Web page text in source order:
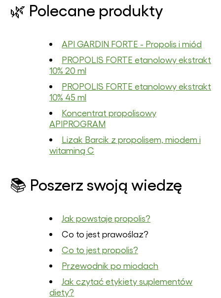
🌿 Polecane produkty
API GARDIN FORTE - Propolis i miód
PROPOLIS FORTE etanolowy ekstrakt
10% 20 ml
PROPOLIS FORTE etanolowy ekstrakt
10% 45 ml
Koncentrat propolisowy
APIPROGRAM
Lizak Barcik z propolisem, miodem i
witaminą C
📚 Poszerz swoją wiedzę
Jak powstaje propolis?
Co to jest prawoślaz?
Co to jest propolis?
Przewodnik po miodach
Jak czytać etykiety suplementów
diety?